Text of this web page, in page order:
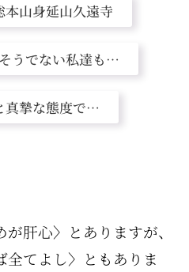
山身延山久遠寺
うでない私達も…
真摯な態度で…
肝心〉とありますが、
全てよし〉ともありま